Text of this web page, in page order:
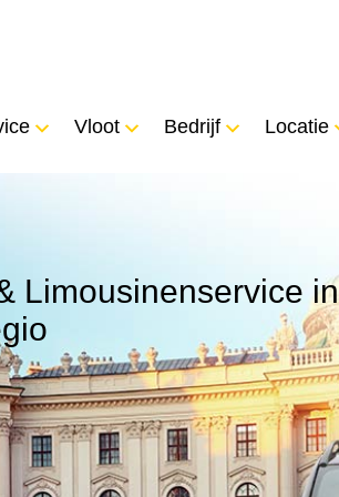
Vloot Bedrijf Locatie
Limousinenservice in